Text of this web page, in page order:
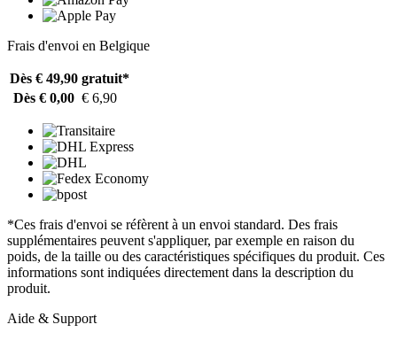
Frais d'envoi en Belgique
Dès € 49,90 gratuit*
Dès € 0,00 € 6,90
*Ces frais d'envoi se réfèrent à un envoi standard. Des frais
supplémentaires peuvent s'appliquer, par exemple en raison du
poids, de la taille ou des caractéristiques spécifiques du produit. Ces
informations sont indiquées directement dans la description du
produit.
Aide & Support